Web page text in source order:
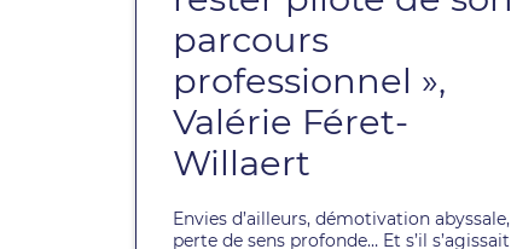
parcours
professionnel »,
Valérie Féret-
Willaert
Envies d’ailleurs, démotivation abyssale,
perte de sens profonde… Et s’il s’agissait